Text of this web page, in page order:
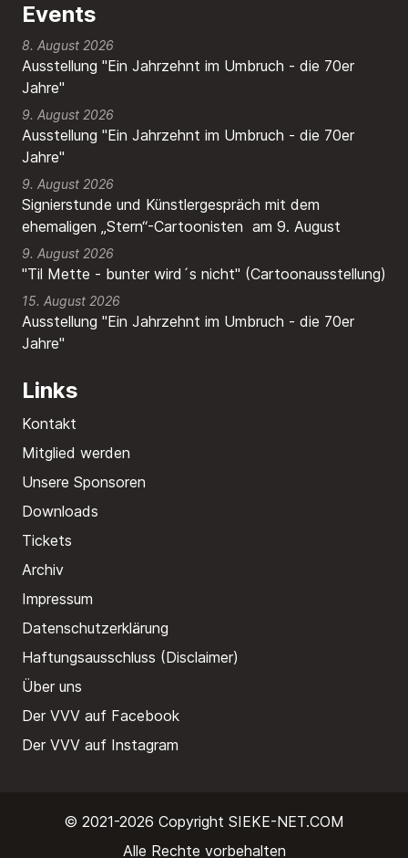
Events
8. August 2026
Ausstellung "Ein Jahrzehnt im Umbruch - die 70er
Jahre"
9. August 2026
Ausstellung "Ein Jahrzehnt im Umbruch - die 70er
Jahre"
9. August 2026
Signierstunde und Künstlergespräch mit dem
ehemaligen „Stern“-Cartoonisten am 9. August
9. August 2026
"Til Mette - bunter wird´s nicht" (Cartoonausstellung)
15. August 2026
Ausstellung "Ein Jahrzehnt im Umbruch - die 70er
Jahre"
Links
Kontakt
Mitglied werden
Unsere Sponsoren
Downloads
Tickets
Archiv
Impressum
Datenschutzerklärung
Haftungsausschluss (Disclaimer)
Über uns
Der VVV auf Facebook
Der VVV auf Instagram
© 2021-2026 Copyright SIEKE-NET.COM
Alle Rechte vorbehalten